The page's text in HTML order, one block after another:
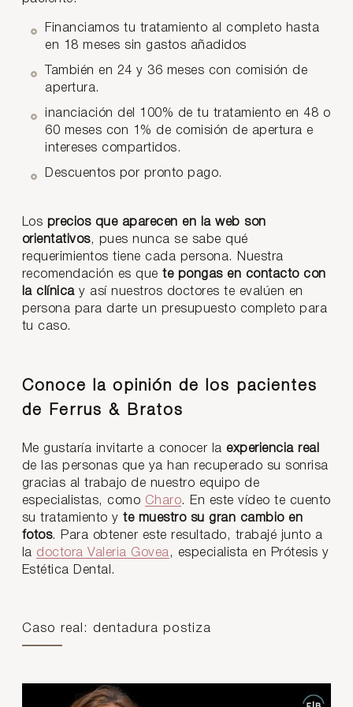
Financiamos tu tratamiento al completo hasta
en 18 meses sin gastos añadidos
También en 24 y 36 meses con comisión de
apertura.
inanciación del 100% de tu tratamiento en 48 o
60 meses con 1% de comisión de apertura e
intereses compartidos.
Descuentos por pronto pago.
Los precios que aparecen en la web son
orientativos, pues nunca se sabe qué
requerimientos tiene cada persona. Nuestra
recomendación es quete pongas en contacto con
la clínicay así nuestros doctores te evalúen en
persona para darte un presupuesto completo para
tu caso.
Conoce la opinión de los pacientes
de Ferrus & Bratos
Me gustaría invitarte a conocer la experiencia real
de las personas que ya han recuperado su sonrisa
gracias al trabajo de nuestro equipo de
especialistas, como Charo. En este vídeo te cuento
su tratamiento yte muestro su gran cambio en
fotos. Para obtener este resultado, trabajé junto a
la doctora Valeria Govea , especialista en Prótesis y
Estética Dental.
Caso real: dentadura postiza